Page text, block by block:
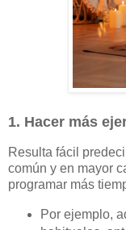
1. Hacer más
Resulta fácil
común y en mayor
programar más
Por ejemplo,